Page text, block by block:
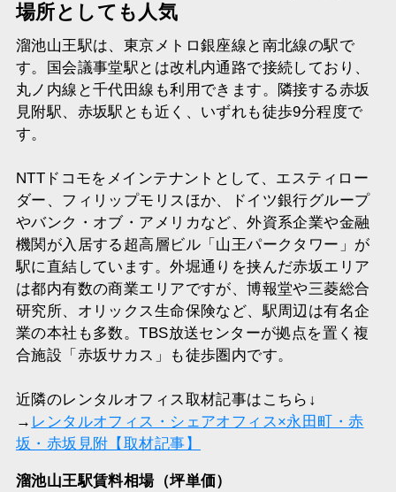
場所としても人気
溜池山王駅は、東京メトロ銀座線と南北線の駅で
す。国会議事堂駅とは改札内通路で接続しており、
丸ノ内線と千代田線も利用できます。隣接する赤坂
見附駅、赤坂駅とも近く、いずれも徒歩9分程度で
す。
NTTドコモをメインテナントとして、エスティロー
ダー、フィリップモリスほか、ドイツ銀行グループ
やバンク・オブ・アメリカなど、外資系企業や金融
機関が入居する超高層ビル「山王パークタワー」が
駅に直結しています。外堀通りを挟んだ赤坂エリア
は都内有数の商業エリアですが、博報堂や三菱総合
研究所、オリックス生命保険など、駅周辺は有名企
業の本社も多数。TBS放送センターが拠点を置く複
合施設「赤坂サカス」も徒歩圏内です。
近隣のレンタルオフィス取材記事はこちら↓
→ レンタルオフィス・シェアオフィス×永田町・赤
坂・赤坂見附【取材記事】
溜池山王駅賃料相場（坪単価）